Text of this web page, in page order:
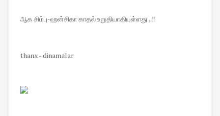
ஆக சிம்பு-ஹன்சிகா காதல் உறுதியாகியுள்ளது...!!
thanx - dinamalar